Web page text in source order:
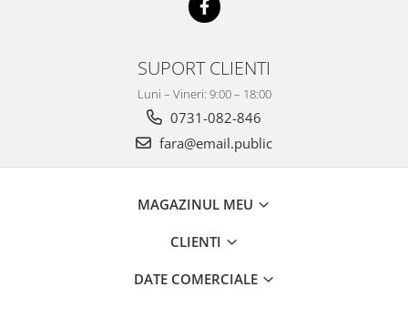
SUPORT CLIENTI
Luni – Vineri: 9:00 – 18:00
0731-082-846
fara@email.public
MAGAZINUL MEU
CLIENTI
DATE COMERCIALE